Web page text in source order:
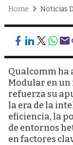
Home Noticias
Qualcomm ha
Modular en
refuerza su
la era de la
eficiencia, la
de entornos
en factores